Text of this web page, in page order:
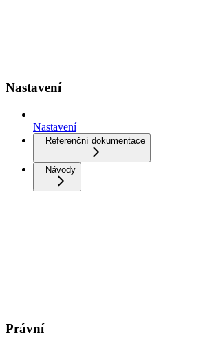
Nastavení
Nastavení
Referenční dokumentace
Návody
Právní